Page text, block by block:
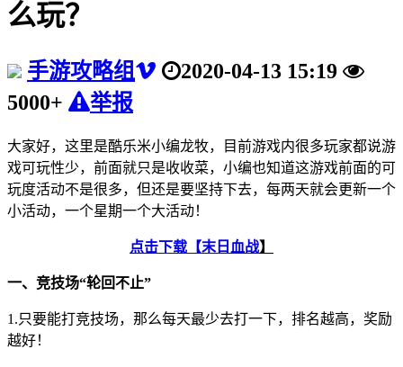
么玩？
手游攻略组
2020-04-13 15:19
5000+
举报
大家好，这里是酷乐米小编龙牧，目前游戏内很多玩家都说游
戏可玩性少，前面就只是收收菜，小编也知道这游戏前面的可
玩度活动不是很多，但还是要坚持下去，每两天就会更新一个
小活动，一个星期一个大活动！
点击下载【末日血战】
一、竞技场“轮回不止”
1.只要能打竞技场，那么每天最少去打一下，排名越高，奖励
越好！